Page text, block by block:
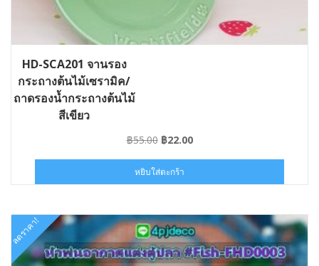
HD-SCA201 จานรอง
กระถางต้นไม้เซรามิค/
ถาดรองน้ำกระถางต้นไม้
สีเขียว
฿55.00 Original
was:
฿55.00.
฿22.00Current
฿22.00.
หยิบใส่ตะกร้า
ลดราคา!